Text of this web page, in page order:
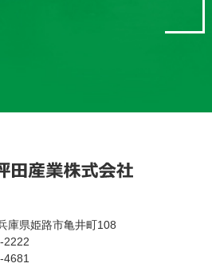
庫県姫路市亀井町108
2222
4681